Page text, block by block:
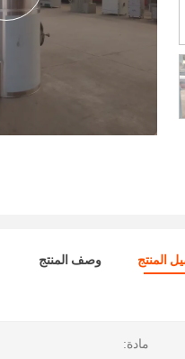
المنتج وصف المنتج
مادة: